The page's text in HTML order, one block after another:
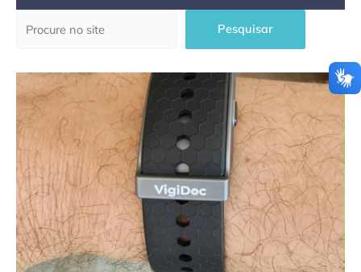
Pesquisar